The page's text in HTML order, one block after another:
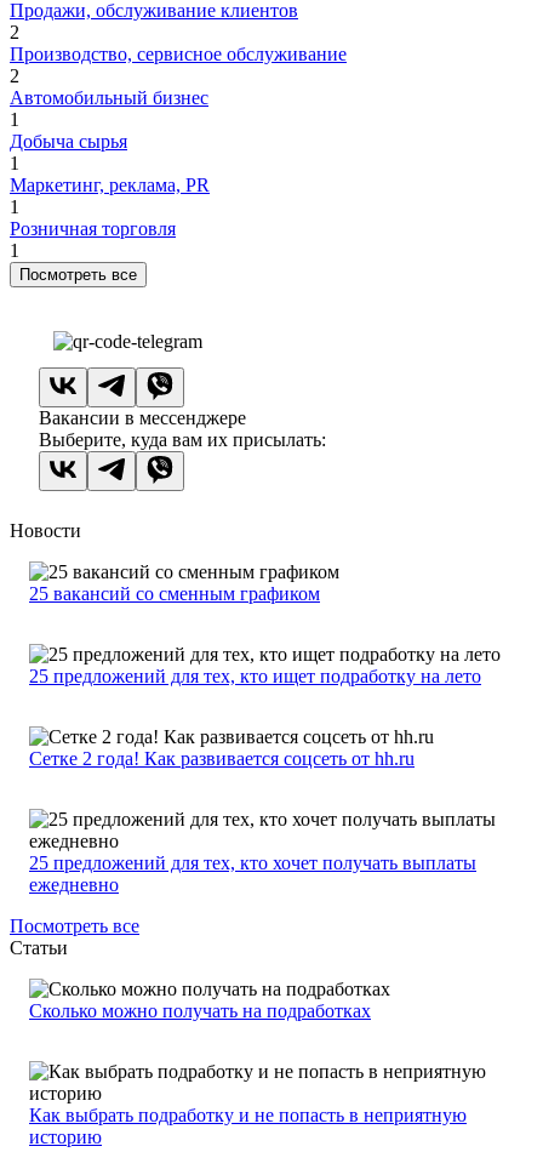
Продажи, обслуживание клиентов
2
Производство, сервисное обслуживание
2
Автомобильный бизнес
1
Добыча сырья
1
Маркетинг, реклама, PR
1
Розничная торговля
1
Посмотреть все
Вакансии в мессенджере
Выберите, куда вам их присылать:
Новости
25 вакансий со сменным графиком
25 предложений для тех, кто ищет подработку на лето
Сетке 2 года! Как развивается соцсеть от hh.ru
25 предложений для тех, кто хочет получать выплаты
ежедневно
Посмотреть все
Статьи
Сколько можно получать на подработках
Как выбрать подработку и не попасть в неприятную
историю